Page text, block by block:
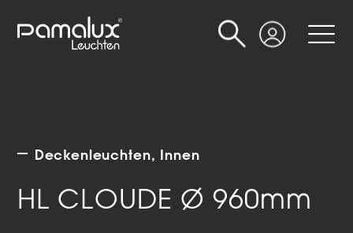
Login
Suche
Deckenleuchten Innen
HL CLOUDE Ø 960mm